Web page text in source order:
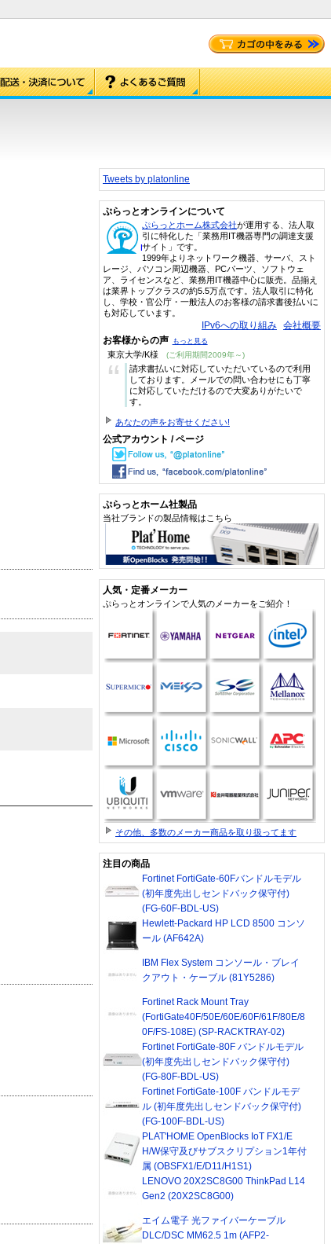
Tweets by platonline
ぷらっとオンラインについて
ぷらっとホーム株式会社が運用する、法人取
引に特化した「業務用IT機器専門の調達支援
サイト」です。
1999年よりネットワーク機器、サーバ、スト
レージ、パソコン周辺機器、PCパーツ、ソフトウェ
ア、ライセンスなど、業務用IT機器中心に販売。品揃え
は業界トップクラスの約5.5万点です。法人取引に特化
し、学校・官公庁・一般法人のお客様の請求書後払いに
も対応しています。
IPv6への取り組み 会社概要
お客様からの声 もっと見る
東京大学/K様 (ご利用期間2009年～)
“
請求書払いに対応していただいているので利用
しております。メールでの問い合わせにも丁寧
に対応していただけるので大変ありがたいで
す。
あなたの声をお寄せください!
公式アカウント / ページ
ぷらっとホーム社製品
当社ブランドの製品情報はこちら
人気・定番メーカー
ぷらっとオンラインで人気のメーカーをご紹介！
その他、多数のメーカー商品を取り扱ってます
注目の商品
Fortinet FortiGate-60Fバンドルモデル
(初年度先出しセンドバック保守付)
(FG-60F-BDL-US)
Hewlett-Packard HP LCD 8500 コンソ
ール (AF642A)
IBM Flex System コンソール・ブレイ
クアウト・ケーブル (81Y5286)
Fortinet Rack Mount Tray
(FortiGate40F/50E/60E/60F/61F/80E/8
0F/FS-108E) (SP-RACKTRAY-02)
Fortinet FortiGate-80F バンドルモデル
(初年度先出しセンドバック保守付)
(FG-80F-BDL-US)
Fortinet FortiGate-100F バンドルモデ
ル (初年度先出しセンドバック保守付)
(FG-100F-BDL-US)
PLAT'HOME OpenBlocks IoT FX1/E
H/W保守及びサブスクリプション1年付
属 (OBSFX1/E/D11/H1S1)
LENOVO 20X2SC8G00 ThinkPad L14
Gen2 (20X2SC8G00)
エイム電子 光ファイバーケーブル
DLC/DSC MM62.5 1m (AFP2-